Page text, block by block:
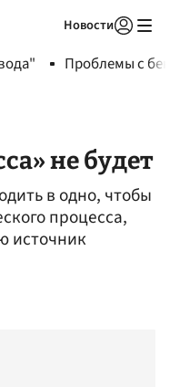
Новости
Проблемы с
не будет
в одно, чтобы
процесса,
источник